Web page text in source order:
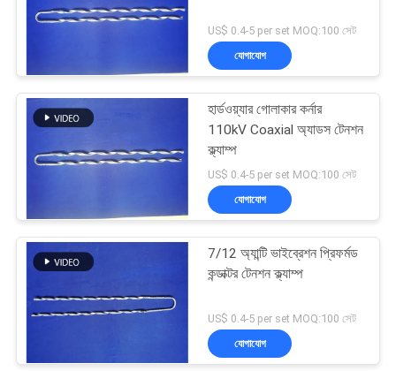
প্রিফর্মড স্প্লাইস
প্রিফর্মড টেনশন ক্ল্যাম্প
US$ 0.4-5 per set MOQ:100 সেট
যোগাযোগ
হার্ডওয়্যার গোলাকার কর্নার
110kV Coaxial অ্যাডস টেনশন
ক্ল্যাম্প
US$ 0.4-5 per set MOQ:100 সেট
যোগাযোগ
7/12 অ্যান্টি ভাইব্রেশন প্রিফর্মড
কন্ডাক্টর টেনশন ক্ল্যাম্প
US$ 0.4-5 per set MOQ:100 সেট
যোগাযোগ